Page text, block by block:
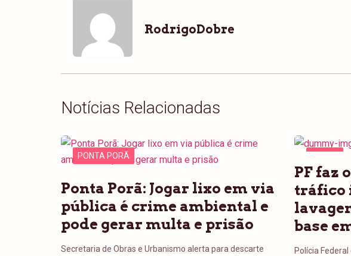
RodrigoDobre
Notícias Relacionadas
PONTA PORÃ
Ponta Porã: Jogar lixo em via
pública é crime ambiental e
pode gerar multa e prisão
Secretaria de Obras e Urbanismo alerta para descarte
PORÃ
PF faz
tráfico
base
Polícia